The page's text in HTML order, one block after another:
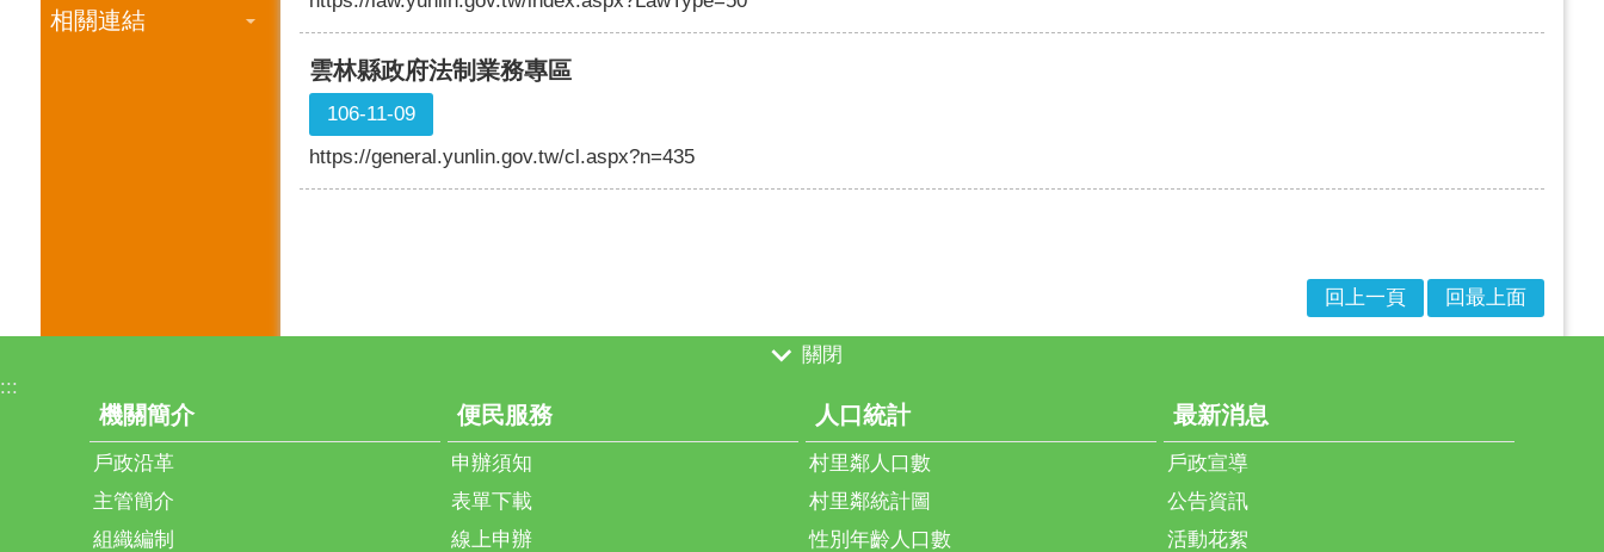
相關連結
雲林縣政府法制業務專區
106-11-09
https://general.yunlin.gov.tw/cl.aspx?n=435
回上一頁 回最上面
關閉
:::
機關簡介
戶政沿革
主管簡介
組織編制
便民服務
申辦須知
表單下載
線上申辦
人口統計
村里鄰人口數
村里鄰統計圖
性別年齡人口數
最新消息
戶政宣導
公告資訊
活動花絮